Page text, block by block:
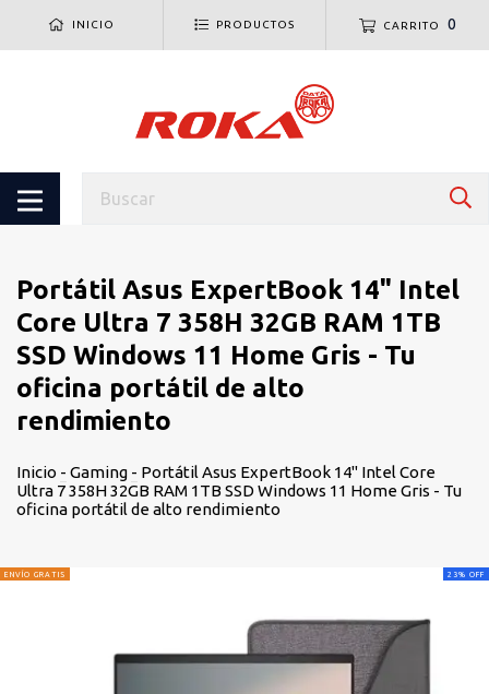
INICIO PRODUCTOS CARRITO 0
Portátil Asus ExpertBook 14" Intel
Core Ultra 7 358H 32GB RAM 1TB
SSD Windows 11 Home Gris - Tu
oficina portátil de alto
rendimiento
Inicio - Gaming - Portátil Asus ExpertBook 14" Intel Core
Ultra 7 358H 32GB RAM 1TB SSD Windows 11 Home Gris - Tu
oficina portátil de alto rendimiento
23% OFF
ENVÍO GRATIS